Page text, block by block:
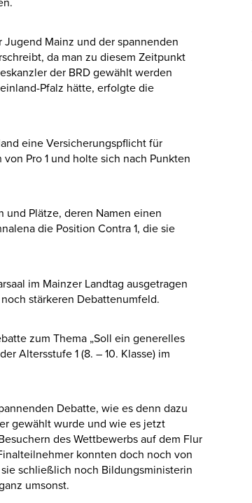
Mainz und der spannenden
da man zu diesem Zeitpunkt
der BRD gewählt werden
Pfalz hätte, erfolgte die
eine Versicherungspflicht für
Pro 1 und holte sich nach Punkten
und Plätze, deren Namen einen
die Position Contra 1, die sie
im Mainzer Landtag ausgetragen
stärkeren Debattenumfeld.
zum Thema „Soll ein generelles
Altersstufe 1 (8. – 10. Klasse) im
Debatte, wie es denn dazu
gewählt wurde und wie es jetzt
des Wettbewerbs auf dem Flur
konnten doch noch von
schließlich noch Bildungsministerin
umsonst.